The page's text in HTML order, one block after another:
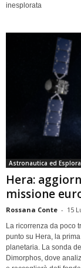
inesplorata
Astronautica ed
Hera:
missione
Rossana Conte - 15
La ricorrenza da poco
punto su Hera, la
planetaria. La sonda
Dimorphos, dove